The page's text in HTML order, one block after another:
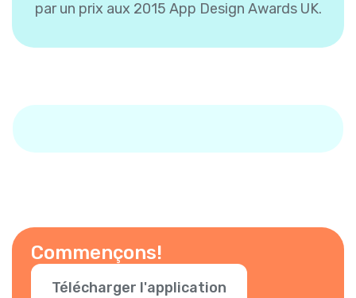
par un prix aux 2015 App Design Awards UK.
Commençons!
Télécharger l'application